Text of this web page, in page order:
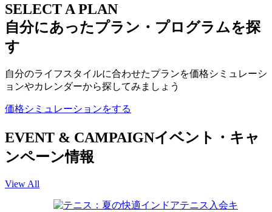
SELECT A PLAN
自分にあったプラン・プログラムを探
す
自分のライフスタイルに合わせたプランを価格シミュレーシ
ョンやカレンダーから探してみましょう
価格シミュレーションをする
EVENT & CAMPAIGNイベント・キャ
ンペーン情報
View All